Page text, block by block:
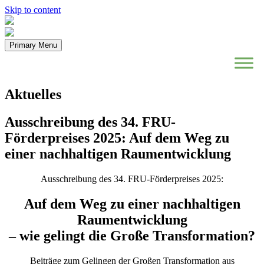
Skip to content
Primary Menu
Aktuelles
Ausschreibung des 34. FRU-
Förderpreises 2025: Auf dem Weg zu
einer nachhaltigen Raumentwicklung
Ausschreibung des 34. FRU-Förderpreises 2025:
Auf dem Weg zu einer nachhaltigen
Raumentwicklung
– wie gelingt die Große Transformation?
Beiträge zum Gelingen der Großen Transformation aus